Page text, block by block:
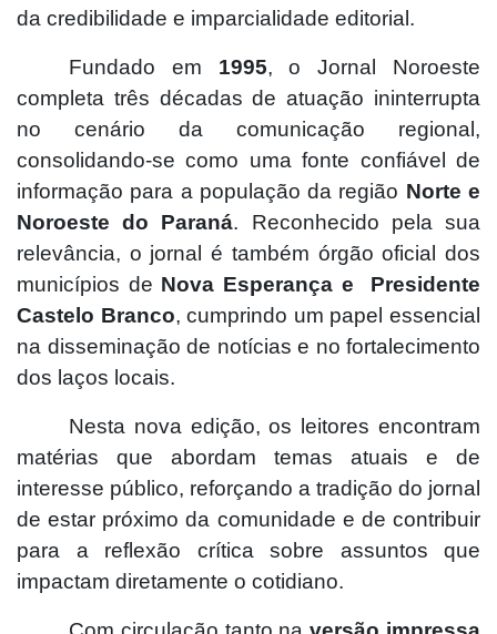
da credibilidade e imparcialidade editorial.
Fundado em 1995, o Jornal Noroeste
completa três décadas de atuação ininterrupta
no cenário da comunicação regional,
consolidando-se como uma fonte confiável de
informação para a população da região Norte e
Noroeste do Paraná. Reconhecido pela sua
relevância, o jornal é também órgão oficial dos
municípios de Nova Esperança e
Presidente
Castelo Branco, cumprindo um papel essencial
na disseminação de notícias e no fortalecimento
dos laços locais.
Nesta nova edição, os leitores encontram
matérias que abordam temas atuais e de
interesse público, reforçando a tradição do jornal
de estar próximo da comunidade e de contribuir
para a reflexão crítica sobre assuntos que
impactam diretamente o cotidiano.